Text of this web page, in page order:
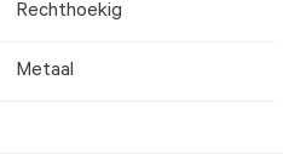
Rechthoekig
Metaal